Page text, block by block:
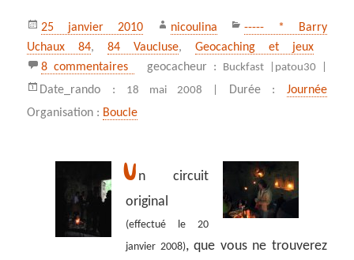
Publié
le
25 janvier 2010 Auteur
nicoulina Catégories
----- * Barry
Uchaux 84,84 Vaucluse,Geocaching et jeux
8 commentaires
sur *** Circuit de la pierre au départ du
geocacheur : Buckfast | patou30 |
Date_rando : 18 mai 2008 | Durée : Journée
Organisation : Boucle
U n circuit
original
(effectué le 20
janvier 2008), que vous ne trouverez